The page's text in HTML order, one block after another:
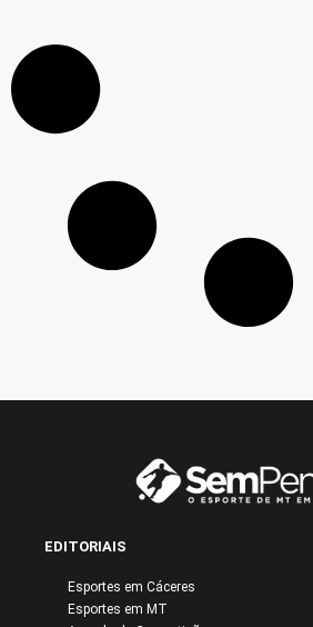
EDITORIAIS
Esportes em Cáceres
Esportes em MT